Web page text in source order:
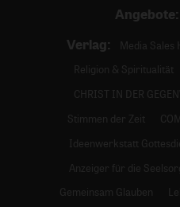
Angebote:
Verlag:
Media
Religion & Spiritualität
CHRIST IN DER
Stimmen der Zeit
Ideenwerkstatt
Anzeiger für die
Gemeinsam Glauben